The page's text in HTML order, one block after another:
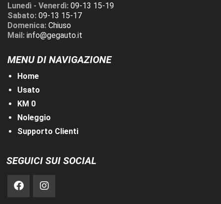
Lunedì - Venerdì: 09-13 15-19
Sabato: 09-13 15-17
Domenica: Chiuso
Mail: info@gegauto.it
MENU DI NAVIGAZIONE
Home
Usato
KM 0
Noleggio
Supporto Clienti
SEGUICI SUI SOCIAL